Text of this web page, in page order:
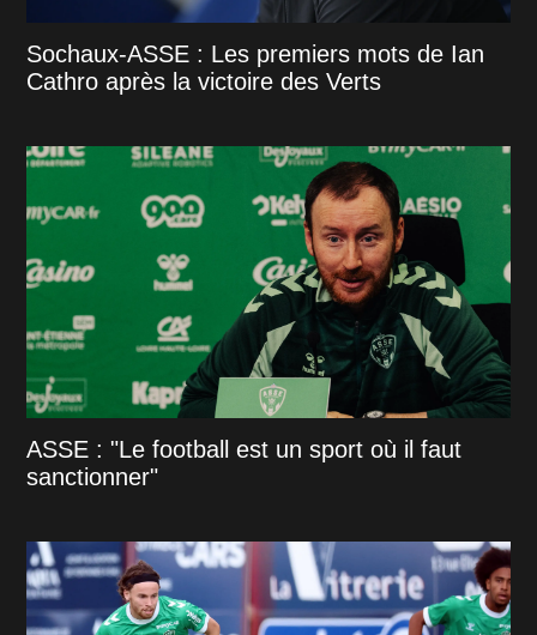
Sochaux-ASSE : Les premiers mots de Ian
Cathro après la victoire des Verts
ASSE : "Le football est un sport où il faut
sanctionner"